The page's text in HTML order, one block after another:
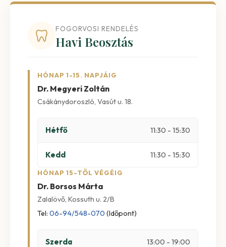
FOGORVOSI RENDELÉS
Havi Beosztás
HÓNAP 1-15. NAPJÁIG
Dr. Megyeri Zoltán
Csákánydoroszló, Vasút u. 18.
Hétfő 11:30 - 15:30
Kedd 11:30 - 15:30
HÓNAP 15-TŐL VÉGÉIG
Dr. Borsos Márta
Zalalövő, Kossuth u. 2/B
Tel: 06-94/548-070 (Időpont)
Szerda 13:00 - 19:00